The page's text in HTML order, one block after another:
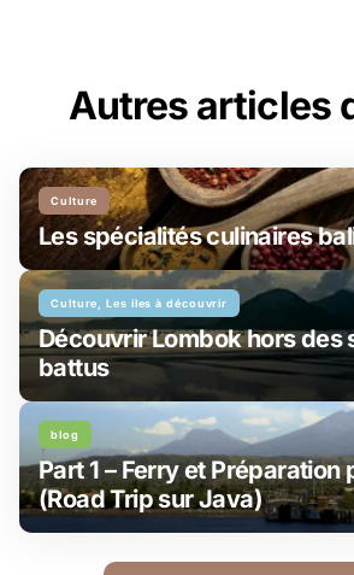
Autres articles
Culture
Les spécialités culinaires
Culture, Les iles à découvrir
Découvrir Lombok hors des
battus
blog
Part 1 – Ferry et Préparation
(Road Trip sur Java)